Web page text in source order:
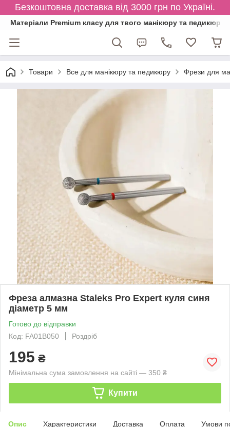
Безкоштовна доставка від 3000 грн по Україні.
Матеріали Premium класу для твого манікюру та педикюру
Товари Все для манікюру та педикюру Фрези для
Фреза алмазна Staleks Pro Expert куля синя
діаметр 5 мм
Готово до відправки
Код: FA01B050
Роздріб
195 ₴
Мінімальна сума замовлення на сайті — 350 ₴
Купити
Опис Характеристики Доставка Оплата Умови